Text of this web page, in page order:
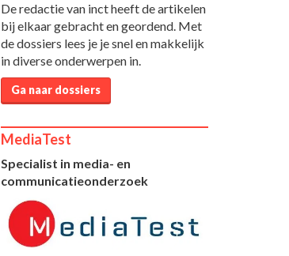
De redactie van inct heeft de artikelen
bij elkaar gebracht en geordend. Met
de dossiers lees je je snel en makkelijk
in diverse onderwerpen in.
Ga naar dossiers
MediaTest
Specialist in media- en
communicatieonderzoek